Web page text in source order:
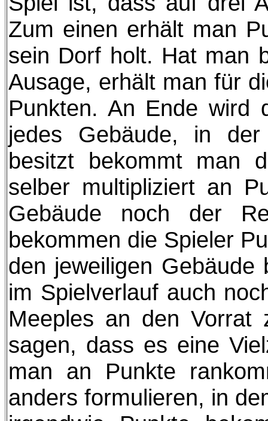
Zum einen erhält man
sein Dorf holt. Hat man
Ausage, erhält man für
Punkten. An Ende wird
jedes Gebäude, in
besitzt bekommt man
selber multipliziert an
Gebäude noch der
bekommen die Spieler
den jeweiligen
im Spielverlauf auch
Meeples an den Vorrat
sagen, dass es eine
man an Punkte
anders formulieren, in